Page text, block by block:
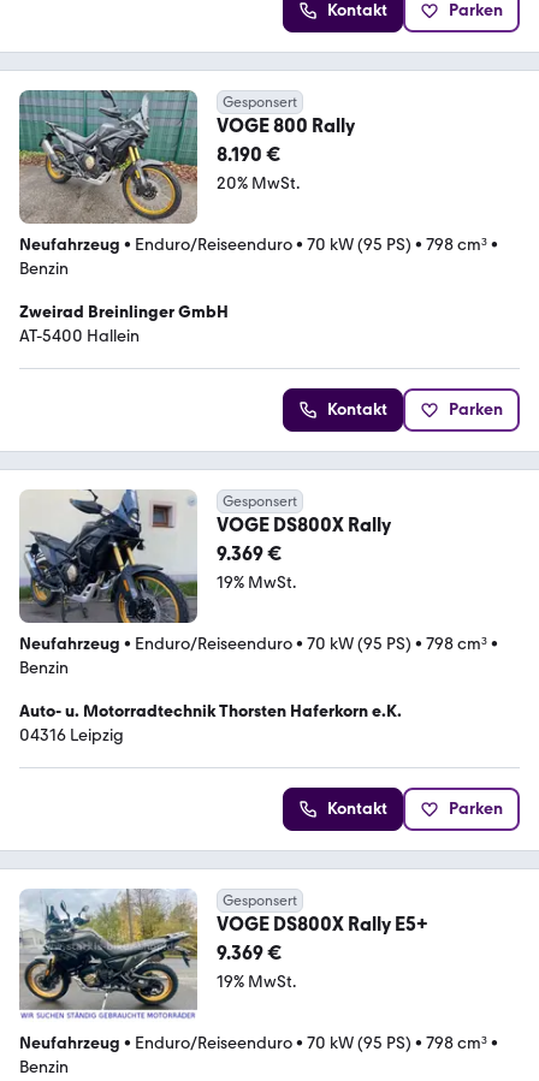
Kontakt Parken
Gesponsert
VOGE 800 Rally
8.190 €
20% MwSt.
Neufahrzeug • Enduro/Reiseenduro• 70 kW (95 PS) • 798 cm³•
Benzin
Zweirad Breinlinger GmbH
AT-5400 Hallein
Kontakt Parken
Gesponsert
VOGE DS800X Rally
9.369 €
19% MwSt.
Neufahrzeug • Enduro/Reiseenduro• 70 kW (95 PS) • 798 cm³•
Benzin
Auto- u. Motorradtechnik Thorsten Haferkorn e.K.
04316 Leipzig
Kontakt Parken
Gesponsert
VOGE DS800X Rally E5+
9.369 €
19% MwSt.
Neufahrzeug • Enduro/Reiseenduro• 70 kW (95 PS) • 798 cm³•
Benzin